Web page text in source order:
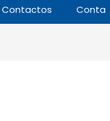
Contactos Conta